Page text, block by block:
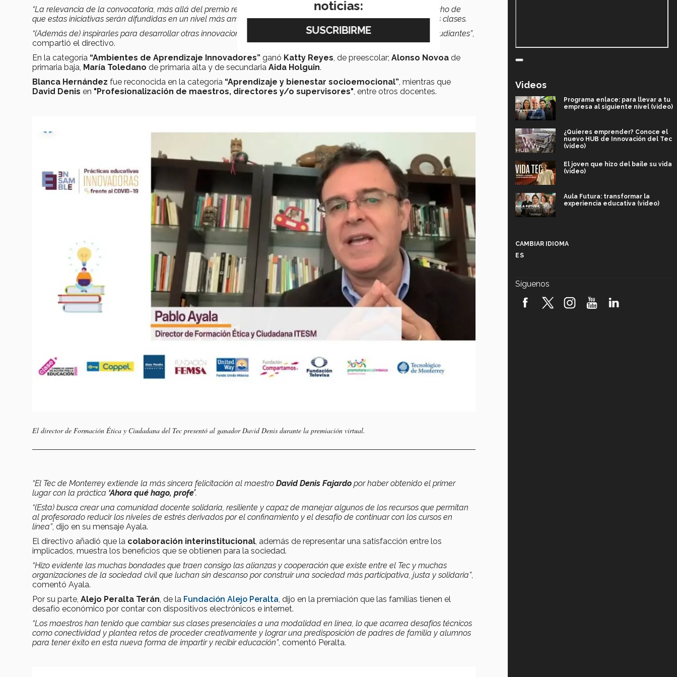
“La relevancia de la convocatoria, más allá del premio recibido por los siete docentes ganadores, reside en el hecho de
que estas iniciativas serán difundidas en un nivel más amplio para que otros docentes puedan incorporarlas a sus clases.
“(Además de) inspirarles para desarrollar otras innovaciones que repercutan en mejores aprendizajes para los estudiantes”,
compartió el directivo.
En la categoría “Ambientes de Aprendizaje Innovadores” ganó Katty Reyes, de preescolar; Alonso Novoa de
primaria baja, María Toledano de primaria alta y de secundaria Aida Holguin.
Blanca Hernández fue reconocida en la categoría “Aprendizaje y bienestar socioemocional”, mientras que
David Denis en "Profesionalización de maestros, directores y/o supervisores", entre otros docentes.
El director de Formación Ética y Ciudadana del Tec presentó al ganador David Denis durante la premiación virtual.
“El Tec de Monterrey extiende la más sincera felicitación al maestro David Denis Fajardo por haber obtenido el primer
lugar con la práctica ‘Ahora qué hago, profe’.
“(Esta) busca crear una comunidad docente solidaria, resiliente y capaz de manejar algunos de los recursos que permitan
al profesorado reducir los niveles de estrés derivados por el confinamiento y el desafío de continuar con los cursos en
línea”, dijo en su mensaje Ayala.
El directivo añadió que la colaboración interinstitucional, además de representar una satisfacción entre los
implicados, muestra los beneficios que se obtienen para la sociedad.
“Hizo evidente las muchas bondades que traen consigo las alianzas y cooperación que existe entre el Tec y muchas
organizaciones de la sociedad civil que luchan sin descanso por construir una sociedad más participativa, justa y solidaria”,
comentó Ayala.
Por su parte, Alejo Peralta Terán, de la Fundación Alejo Peralta, dijo en la premiación que las familias tienen el
desafío económico por contar con dispositivos electrónicos e internet.
“Los maestros han tenido que cambiar sus clases presenciales a una modalidad en línea, lo que acarrea desafíos técnicos
como conectividad y plantea retos de proceder creativamente y lograr una predisposición de padres de familia y alumnos
para tener éxito en esta nueva forma de impartir y recibir educación”, comentó Peralta.
Videos
Programa enlace: para llevar a tu
empresa al siguiente nivel (video)
¿Quieres emprender? Conoce el
nuevo HUB de Innovación del Tec
(video)
El joven que hizo del baile su vida
(video)
Aula Futura: transformar la
experiencia educativa (video)
robótica FIRST 2026! (video)
CAMBIAR IDIOMA
ES
Síguenos
noticias: